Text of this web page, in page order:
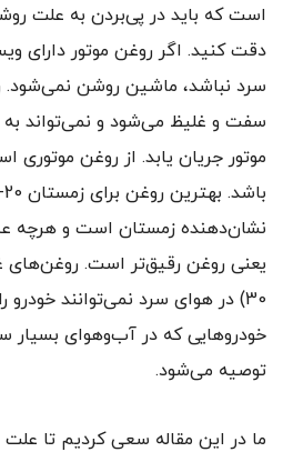
است که باید در پی‌بردن به علت
دقت کنید. اگر روغن موتور دارای
سرد نباشد، ماشین روشن نمی‌شود.
سفت و غلیظ می‌شود و نمی‌تواند به
موتور جریان یابد. از روغن موتوری
نشان‌دهنده زمستان است و هرچه
30) در هوای سرد نمی‌توانند خودرو
توصیه می‌شود.
ما در این مقاله سعی کردیم تا